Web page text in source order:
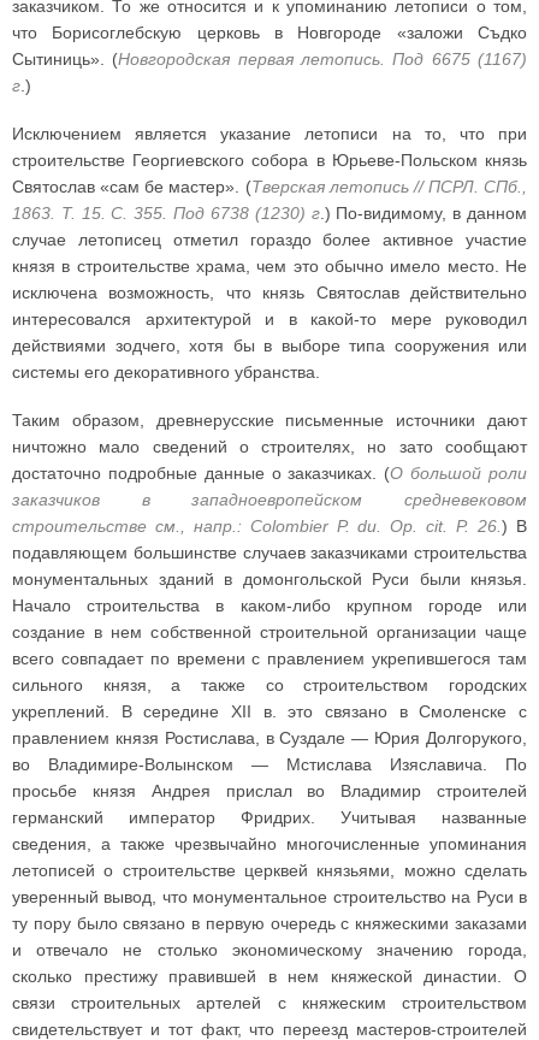
заказчиком. То же относится и к упоминанию летописи о том,
что Борисоглебскую церковь в Новгороде «заложи Съдко
Сытиниць». (Новгородская первая летопись. Под 6675 (1167)
г .)
Исключением является указание летописи на то, что при
строительстве Георгиевского собора в Юрьеве-Польском князь
Святослав «сам бе мастер». (Тверская летопись // ПСРЛ. СПб.,
1863. Т. 15. С. 355. Под 6738 (1230) г.) По-видимому, в данном
случае летописец отметил гораздо более активное участие
князя в строительстве храма, чем это обычно имело место. Не
исключена возможность, что князь Святослав действительно
интересовался архитектурой и в какой-то мере руководил
действиями зодчего, хотя бы в выборе типа сооружения или
системы его декоративного убранства.
Таким образом, древнерусские письменные источники дают
ничтожно мало сведений о строителях, но зато сообщают
достаточно подробные данные о заказчиках. (О большой роли
заказчиков в западноевропейском средневековом
строительстве см., напр.: Colombier P. du. Op. cit. P. 26.) В
подавляющем большинстве случаев заказчиками строительства
монументальных зданий в домонгольской Руси были князья.
Начало строительства в каком-либо крупном городе или
создание в нем собственной строительной организации чаще
всего совпадает по времени с правлением укрепившегося там
сильного князя, а также со строительством городских
укреплений. В середине XII в. это связано в Смоленске с
правлением князя Ростислава, в Суздале — Юрия Долгорукого,
во Владимире-Волынском — Мстислава Изяславича. По
просьбе князя Андрея прислал во Владимир строителей
германский император Фридрих. Учитывая названные
сведения, а также чрезвычайно многочисленные упоминания
летописей о строительстве церквей князьями, можно сделать
уверенный вывод, что монументальное строительство на Руси в
ту пору было связано в первую очередь с княжескими заказами
и отвечало не столько экономическому значению города,
сколько престижу правившей в нем княжеской династии. О
связи строительных артелей с княжеским строительством
свидетельствует и тот факт, что переезд мастеров-строителей